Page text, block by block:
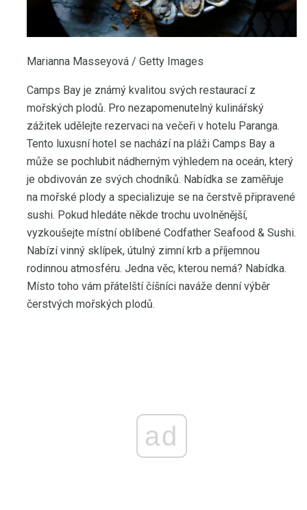
Marianna Masseyová / Getty Images
Camps Bay je známý kvalitou svých restaurací z
mořských plodů. Pro nezapomenutelný kulinářský
zážitek udělejte rezervaci na večeři v hotelu Paranga.
Tento luxusní hotel se nachází na pláži Camps Bay a
může se pochlubit nádherným výhledem na oceán, který
je obdivován ze svých chodníků. Nabídka se zaměřuje
na mořské plody a specializuje se na čerstvě připravené
sushi. Pokud hledáte někde trochu uvolněnější,
vyzkoušejte místní oblíbené Codfather Seafood & Sushi.
Nabízí vinný sklípek, útulný zimní krb a příjemnou
rodinnou atmosféru. Jedna věc, kterou nemá? Nabídka.
Místo toho vám přátelští číšníci naváže denní výběr
čerstvých mořských plodů.
ad